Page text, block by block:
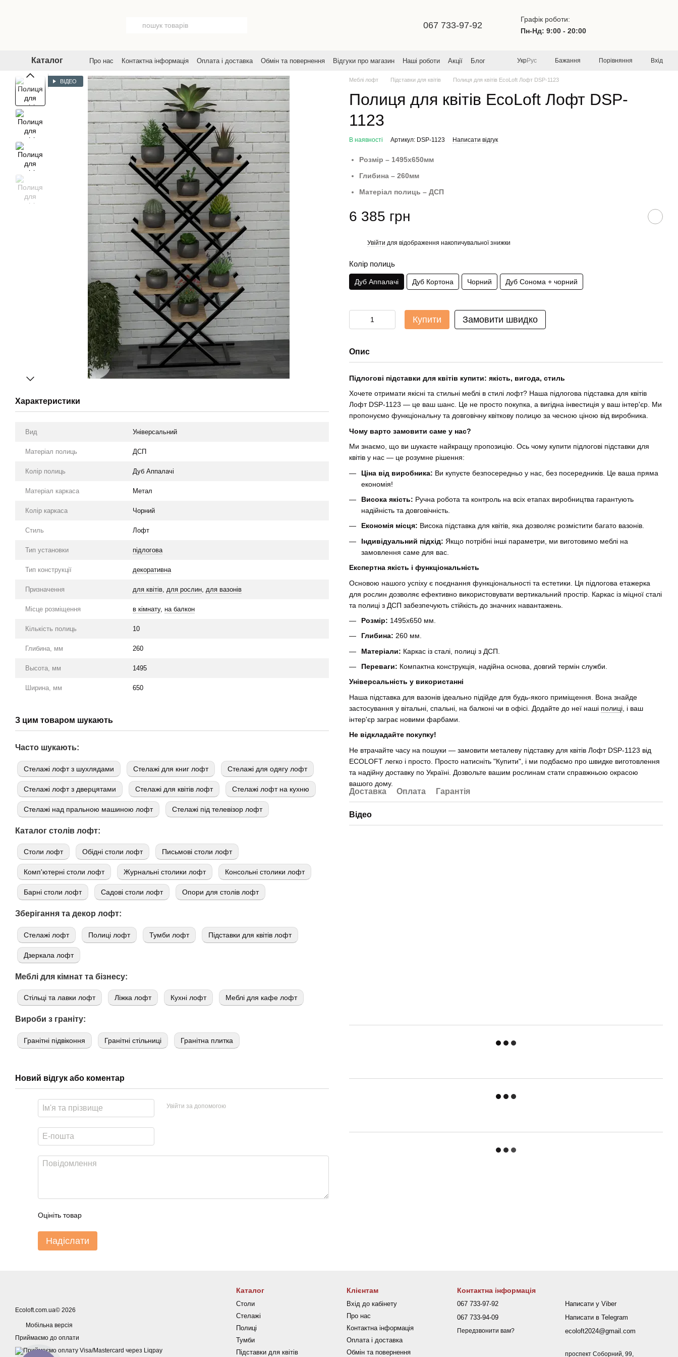
067 733-97-92
Графік роботи:
Пн-Нд: 9:00 - 20:00
Каталог Про нас Контактна інформація Оплата і доставка Обмін та повернення Відгуки про магазин Наші роботи Акції
Блог
УкрРус Бажання Порівняння Вхід
ВІДЕО
Характеристики
Вид Універсальний
Матеріал полиць ДСП
Колір полиць Дуб Аппалачі
Матеріал каркаса Метал
Колір каркаса Чорний
Стиль Лофт
Тип установки підлогова
Тип конструкції декоративна
Призначення для квітів, для рослин, для вазонів
Місце розміщення в кімнату, на балкон
Кількість полиць 10
Глибина, мм 260
Высота, мм 1495
Ширина, мм 650
З цим товаром шукають
Часто шукають:
Стелажі лофт з шухлядами Стелажі для книг лофт Стелажі для одягу лофт
Стелажі лофт з дверцятами Стелажі для квітів лофт Стелажі лофт на кухню
Стелажі над пральною машиною лофт Стелажі під телевізор лофт
Каталог столів лофт:
Cтоли лофт Обідні столи лофт Письмові столи лофт
Комп'ютерні столи лофт Журнальні столики лофт Консольні столики лофт
Барні столи лофт Садові столи лофт Опори для столів лофт
Зберігання та декор лофт:
Стелажі лофт Полиці лофт Тумби лофт Підставки для квітів лофт
Дзеркала лофт
Меблі для кімнат та бізнесу:
Стільці та лавки лофт Ліжка лофт Кухні лофт Меблі для кафе лофт
Вироби з граніту:
Гранітні підвіконня Гранітні стільниці Гранітна плитка
Новий відгук або коментар
Увійти за допомогою
Оцініть товар
Надіслати
Меблі лофт Підставки для квітів Полиця для квітів EcoLoft Лофт DSP-1123
Полиця для квітів EcoLoft Лофт DSP-
1123
В наявності Артикул: DSP-1123 Написати відгук
Розмір – 1495х650мм
Глибина – 260мм
Матеріал полиць – ДСП
6 385 грн
Увійти для відображення накопичувальної знижки
Колір полиць
Дуб Аппалачі Дуб Кортона Чорний Дуб Сонома + чорний
Купити Замовити швидко
Опис
Підлогові підставки для квітів купити: якість, вигода, стиль
Хочете отримати якісні та стильні меблі в стилі лофт? Наша підлогова підставка для квітів
Лофт DSP-1123 — це ваш шанс. Це не просто покупка, а вигідна інвестиція у ваш інтер'єр. Ми
пропонуємо функціональну та довговічну квіткову полицю за чесною ціною від виробника.
Чому варто замовити саме у нас?
Ми знаємо, що ви шукаєте найкращу пропозицію. Ось чому купити підлогові підставки для
квітів у нас — це розумне рішення:
Ціна від виробника: Ви купуєте безпосередньо у нас, без посередників. Це ваша пряма
економія!
Висока якість: Ручна робота та контроль на всіх етапах виробництва гарантують
надійність та довговічність.
Економія місця: Висока підставка для квітів, яка дозволяє розмістити багато вазонів.
Індивідуальний підхід: Якщо потрібні інші параметри, ми виготовимо меблі на
замовлення саме для вас.
Експертна якість і функціональність
Основою нашого успіху є поєднання функціональності та естетики. Ця підлогова етажерка
для рослин дозволяє ефективно використовувати вертикальний простір. Каркас із міцної сталі
та полиці з ДСП забезпечують стійкість до значних навантажень.
Розмір: 1495х650 мм.
Глибина: 260 мм.
Матеріали: Каркас із сталі, полиці з ДСП.
Переваги: Компактна конструкція, надійна основа, довгий термін служби.
Універсальність у використанні
Наша підставка для вазонів ідеально підійде для будь-якого приміщення. Вона знайде
застосування у вітальні, спальні, на балконі чи в офісі. Додайте до неї наші полиці , і ваш
інтер'єр заграє новими фарбами.
Не відкладайте покупку!
Не втрачайте часу на пошуки — замовити металеву підставку для квітів Лофт DSP-1123 від
ECOLOFT легко і просто. Просто натисніть "Купити", і ми подбаємо про швидке виготовлення
та надійну доставку по Україні. Дозвольте вашим рослинам стати справжньою окрасою
вашого дому.
Доставка Оплата Гарантія
Відео
Ecoloft.com.ua© 2026
Мобільна версія
Приймаємо до оплати
Каталог
Столи
Стелажі
Полиці
Тумби
Підставки для квітів
Клієнтам
Вхід до кабінету
Про нас
Контактна інформація
Оплата і доставка
Обмін та повернення
Контактна інформація
067 733-97-92
067 733-94-09
Передзвонити вам?
Написати у Viber
Написати в Telegram
ecoloft2024@gmail.com
проспект Соборний, 99,